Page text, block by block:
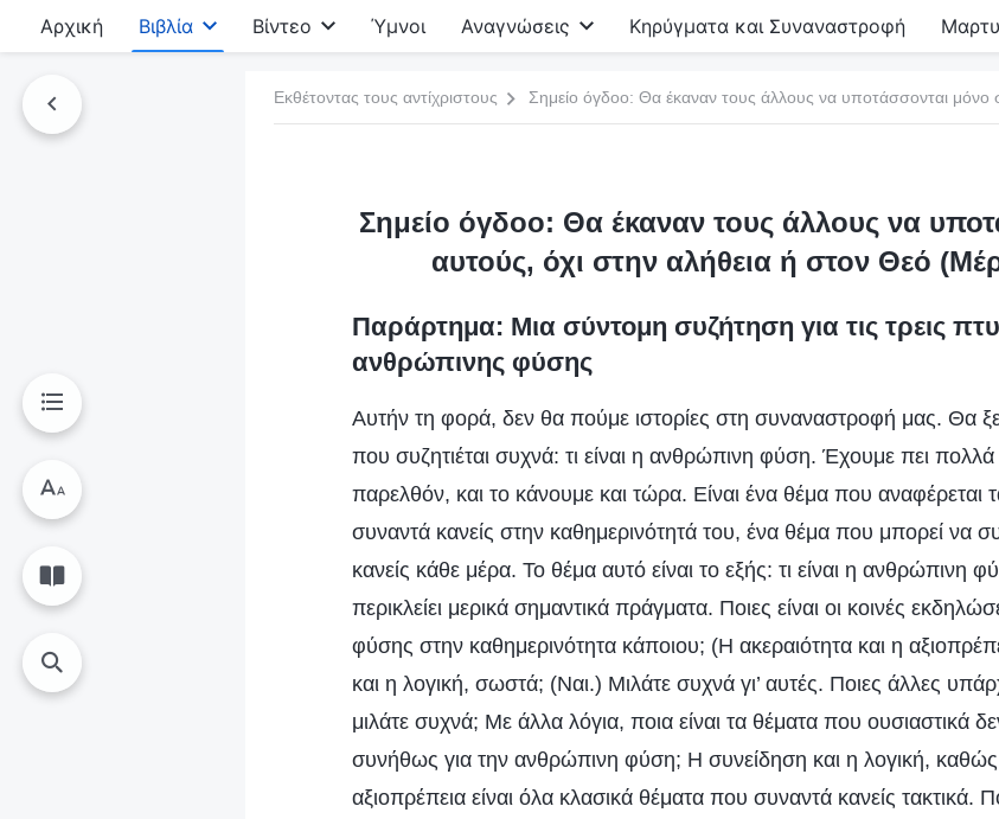
Αρχική Βιβλία Βίντεο Ύμνοι Αναγνώσεις Κηρύγματα και Συναναστροφή
Εκθέτοντας τους αντίχριστους
Σημείο όγδοο: Θα έκαναν τους άλλους να
αυτούς, όχι στην αλήθεια ή στον Θεό
Παράρτημα: Μια σύντομη συζήτηση για τις τρεις
ανθρώπινης φύσης
Αυτήν τη φορά, δεν θα πούμε ιστορίες στη συναναστροφή μας. Θα
που συζητιέται συχνά: τι είναι η ανθρώπινη φύση. Έχουμε πει πολλά
παρελθόν, και το κάνουμε και τώρα. Είναι ένα θέμα που αναφέρεται
συναντά κανείς στην καθημερινότητά του, ένα θέμα που μπορεί να
κανείς κάθε μέρα. Το θέμα αυτό είναι το εξής: τι είναι η
περικλείει μερικά σημαντικά πράγματα. Ποιες είναι οι κοινές
φύσης στην καθημερινότητα κάποιου; (Η ακεραιότητα και η
και η λογική, σωστά; (Ναι.) Μιλάτε συχνά γι’ αυτές. Ποιες άλλες
μιλάτε συχνά; Με άλλα λόγια, ποια είναι τα θέματα που ουσιαστικά
συνήθως για την ανθρώπινη φύση; Η συνείδηση και η λογική, καθώς
αξιοπρέπεια είναι όλα κλασικά θέματα που συναντά κανείς τακτικά.